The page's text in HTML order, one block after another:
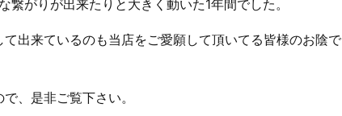
がりが出来たりと大きく動いた1年間でした。
出来ているのも当店をご愛願して頂いてる皆様のお陰で
、是非ご覧下さい。